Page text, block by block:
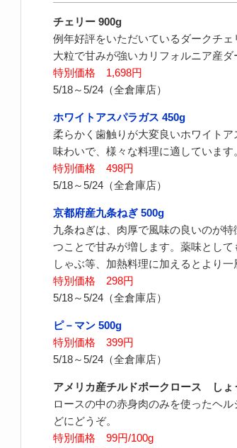
チェリー 900g
例年好評をいただいているダークチ
大粒で甘みが強いカリフォルニア産ダ
特別価格 1,698円
5/18～5/24（全倉庫店）
ホワイトアスパラガス 450g
柔らかく歯触りが大変良いホワイト
味わいで、様々な料理に適しています
特別価格 498円
5/18～5/24（全倉庫店）
京都府産九条ねぎ 500g
九条ねぎは、肉厚で風味の良いのが
つことで甘みが増します。薬味とし
しゃぶ等、加熱料理に加えるとより一
特別価格 298円
5/18～5/24（全倉庫店）
ピ－マン 500g
特別価格 399円
5/18～5/24（全倉庫店）
アメリカ産チルドポークロース しょ
ロースの中の赤身肉のみを使ったヘ
どにどうぞ。
特別価格 99円/100g